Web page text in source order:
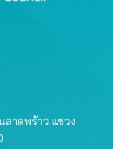
ลาดพร้าว แขวง